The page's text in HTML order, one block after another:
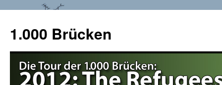
1.000 Brücken